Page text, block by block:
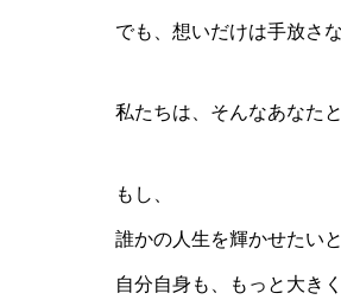
でも、想いだけは手放さ
私たちは、そんなあなた
もし、
誰かの人生を輝かせたいと
自分自身も、もっと大き